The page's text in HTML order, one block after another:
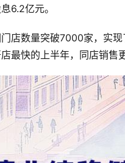
6.2亿元。
店数量突破7000家，实
最快的上半年，同店销售